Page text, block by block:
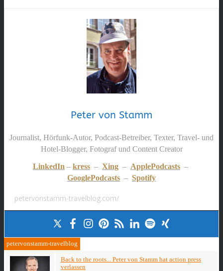
Peter von Stamm
Journalist, Hörfunk-Autor, Podcast-Betreiber, Texter, Travel- und
Hotel-Blogger, Fotograf und Content Creator
LinkedIn – kress – Xing – ApplePodcasts –
GooglePodcasts – Spotify
petervonstamm-travelblog.com/
petervonstamm-travelblog
Back to the roots... Peter von Stamm hat action press
verlassen